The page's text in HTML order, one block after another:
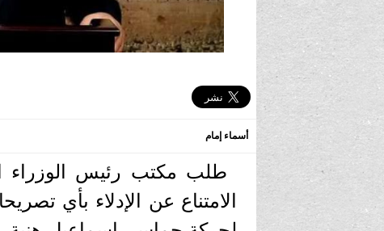
أسماء إمام
طلب مكتب رئيس الوزراء
الامتناع عن الإدلاء بأي